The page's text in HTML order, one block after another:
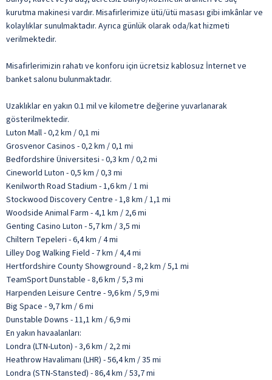
kurutma makinesi vardır. Misafirlerimize ütü/ütü masası gibi imkânlar ve
kolaylıklar sunulmaktadır. Ayrıca günlük olarak oda/kat hizmeti
verilmektedir.
Misafirlerimizin rahatı ve konforu için ücretsiz kablosuz İnternet ve
banket salonu bulunmaktadır.
Uzaklıklar en yakın 0.1 mil ve kilometre değerine yuvarlanarak
gösterilmektedir.
Luton Mall - 0,2 km / 0,1 mi
Grosvenor Casinos - 0,2 km / 0,1 mi
Bedfordshire Üniversitesi - 0,3 km / 0,2 mi
Cineworld Luton - 0,5 km / 0,3 mi
Kenilworth Road Stadium - 1,6 km / 1 mi
Stockwood Discovery Centre - 1,8 km / 1,1 mi
Woodside Animal Farm - 4,1 km / 2,6 mi
Genting Casino Luton - 5,7 km / 3,5 mi
Chiltern Tepeleri - 6,4 km / 4 mi
Lilley Dog Walking Field - 7 km / 4,4 mi
Hertfordshire County Showground - 8,2 km / 5,1 mi
TeamSport Dunstable - 8,6 km / 5,3 mi
Harpenden Leisure Centre - 9,6 km / 5,9 mi
Big Space - 9,7 km / 6 mi
Dunstable Downs - 11,1 km / 6,9 mi
En yakın havaalanları:
Londra (LTN-Luton) - 3,6 km / 2,2 mi
Heathrow Havalimanı (LHR) - 56,4 km / 35 mi
Londra (STN-Stansted) - 86,4 km / 53,7 mi